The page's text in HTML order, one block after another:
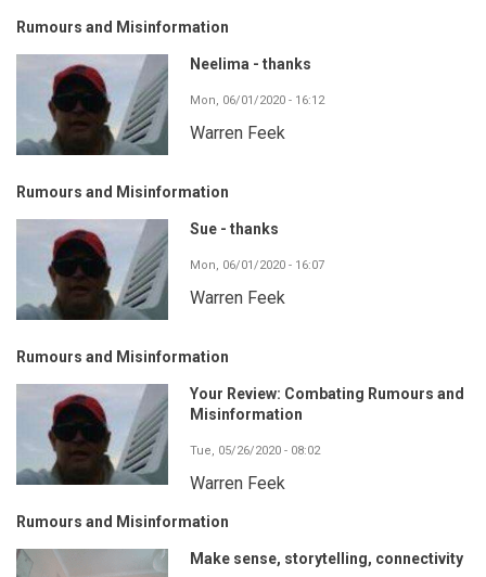
Rumours and Misinformation
Neelima - thanks
Mon, 06/01/2020 - 16:12
Warren Feek
Rumours and Misinformation
Sue - thanks
Mon, 06/01/2020 - 16:07
Warren Feek
Rumours and Misinformation
Your Review: Combating Rumours and
Misinformation
Tue, 05/26/2020 - 08:02
Warren Feek
Rumours and Misinformation
Make sense, storytelling, connectivity